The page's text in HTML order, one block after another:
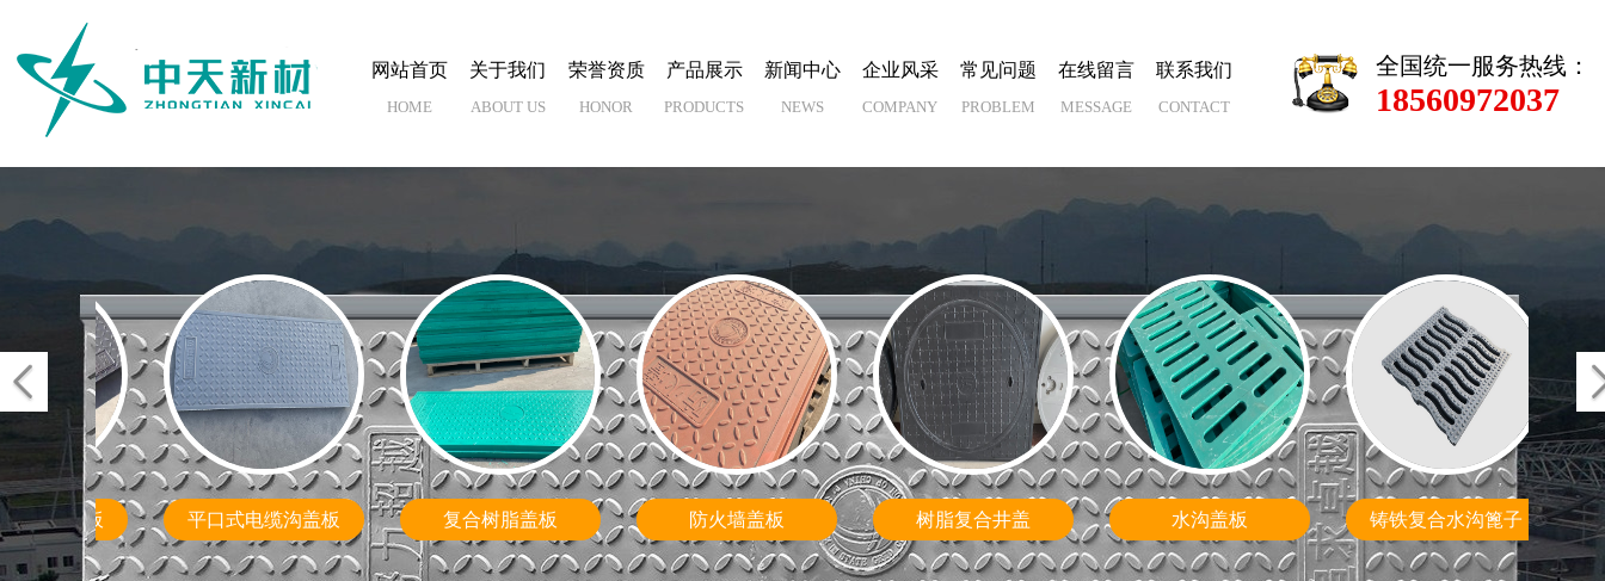
全国统一服务热线：
18560972037
网站首页
HOME
关于我们
ABOUT US
荣誉资质
HONOR
产品展示
PRODUCTS
新闻中心
NEWS
企业风采
COMPANY
常见问题
PROBLEM
在线留言
MESSAGE
联系我们
CONTACT
脂盖板 防火墙盖板 树脂复合井盖 水沟盖板 铸铁复合水沟篦子 方形井盖 异形尺寸定制